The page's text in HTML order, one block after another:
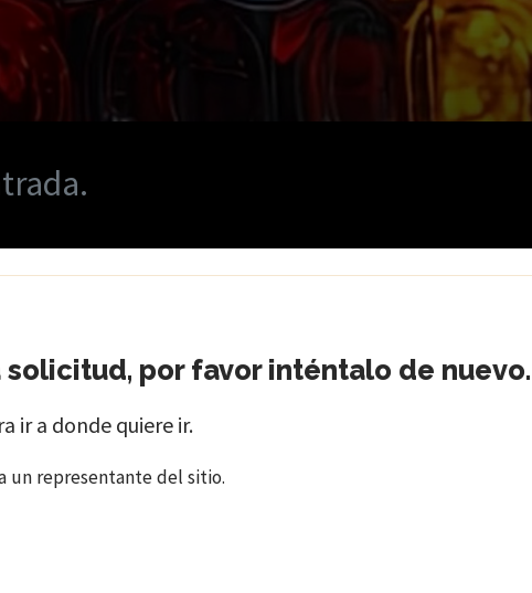
por favor inténtalo de nuevo.
ir a donde quiere ir.
un representante del sitio.